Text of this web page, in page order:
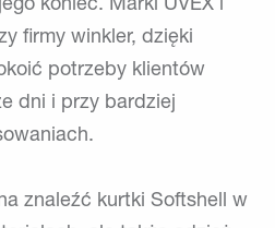
koniec. Marki UVEX i
firmy winkler, dzięki
potrzeby klientów
dni i przy bardziej
znaleźć kurtki Softshell w